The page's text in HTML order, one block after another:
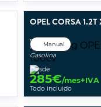
OPEL CORSA 1.2T
Manual
Gasolina
Desde:
285€/mes+IVA
Todo incluido